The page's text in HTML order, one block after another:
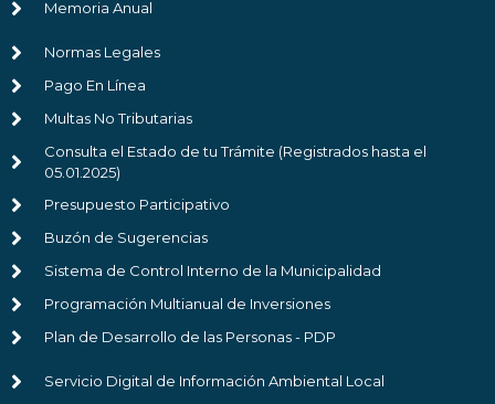
Memoria Anual
Normas Legales
Pago En Línea
Multas No Tributarias
Consulta el Estado de tu Trámite (Registrados hasta el
05.01.2025)
Presupuesto Participativo
Buzón de Sugerencias
Sistema de Control Interno de la Municipalidad
Programación Multianual de Inversiones
Plan de Desarrollo de las Personas - PDP
Servicio Digital de Información Ambiental Local